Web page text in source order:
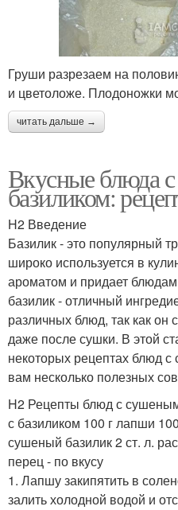
Груши разрезаем на
и цветоложе. Плодоножки
читать дальше →
Вкусные блюда
базиликом:
H2 Введение
Базилик - это популярный
широко используется в
ароматом и придает
базилик - отличный
различных блюд, так как он
даже после сушки. В этой
некоторых рецептах блюд
вам несколько полезных
H2 Рецепты блюд с
с базиликом 100 г лапши
сушеный базилик 2 ст. л.
перец - по вкусу
1. Лапшу закипятить в
залить холодной водой и